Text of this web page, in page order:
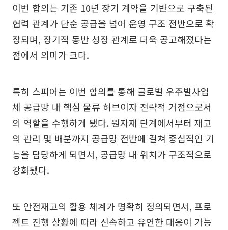
이번 합의는 기존 10년 장기 계약을 기반으로 구축된
협력 관계가 단순 공급을 넘어 운영 구조 전반으로 확
장되며, 장기적 동반 성장 관계로 더욱 공고해졌다는
점에서 의미가 크다.
특히 스피어는 이번 합의를 통해 글로벌 우주발사업
체 공급망 내 핵심 물류 허브이자 전략적 거점으로서
의 역할을 수행하게 됐다. 원자재 단계에서부터 재고
의 관리 및 배분까지 공급망 전반에 걸쳐 중심적인 기
능을 담당하게 되면서, 공급망 내 위치가 구조적으로
강화됐다.
또 안전재고의 활용 체계가 명확히 정의되면서, 프로
젝트 진행 상황에 따라 신속하고 유연한 대응이 가능